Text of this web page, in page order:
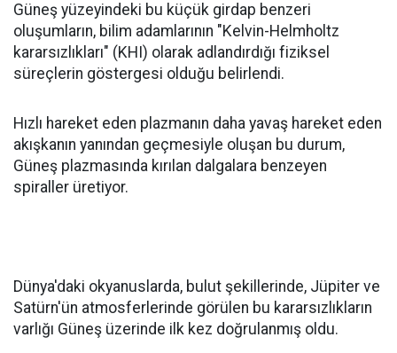
Güneş yüzeyindeki bu küçük girdap benzeri
oluşumların, bilim adamlarının "Kelvin-Helmholtz
kararsızlıkları" (KHI) olarak adlandırdığı fiziksel
süreçlerin göstergesi olduğu belirlendi.
Hızlı hareket eden plazmanın daha yavaş hareket eden
akışkanın yanından geçmesiyle oluşan bu durum,
Güneş plazmasında kırılan dalgalara benzeyen
spiraller üretiyor.
Dünya'daki okyanuslarda, bulut şekillerinde, Jüpiter ve
Satürn'ün atmosferlerinde görülen bu kararsızlıkların
varlığı Güneş üzerinde ilk kez doğrulanmış oldu.